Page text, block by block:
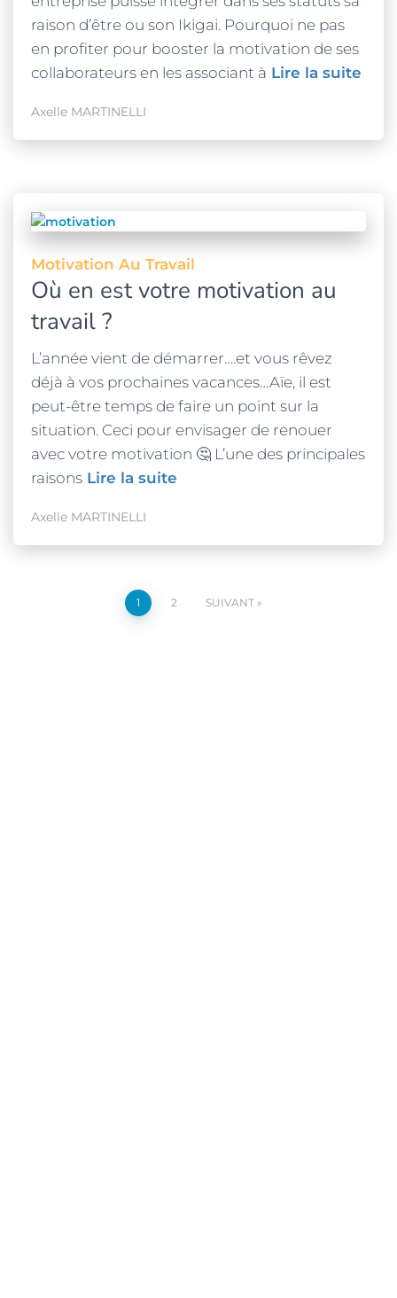
raison d’être ou son Ikigai. Pourquoi ne pas
en profiter pour booster la motivation de ses
collaborateurs en les associant à Lire la suite
Axelle MARTINELLI
Motivation Au Travail
Où en est votre motivation au
travail ?
L’année vient de démarrer….et vous rêvez
déjà à vos prochaines vacances…Aïe, il est
peut-être temps de faire un point sur la
situation. Ceci pour envisager de renouer
avec votre motivation 🤔 L’une des principales
raisons Lire la suite
Axelle MARTINELLI
1 2 SUIVANT